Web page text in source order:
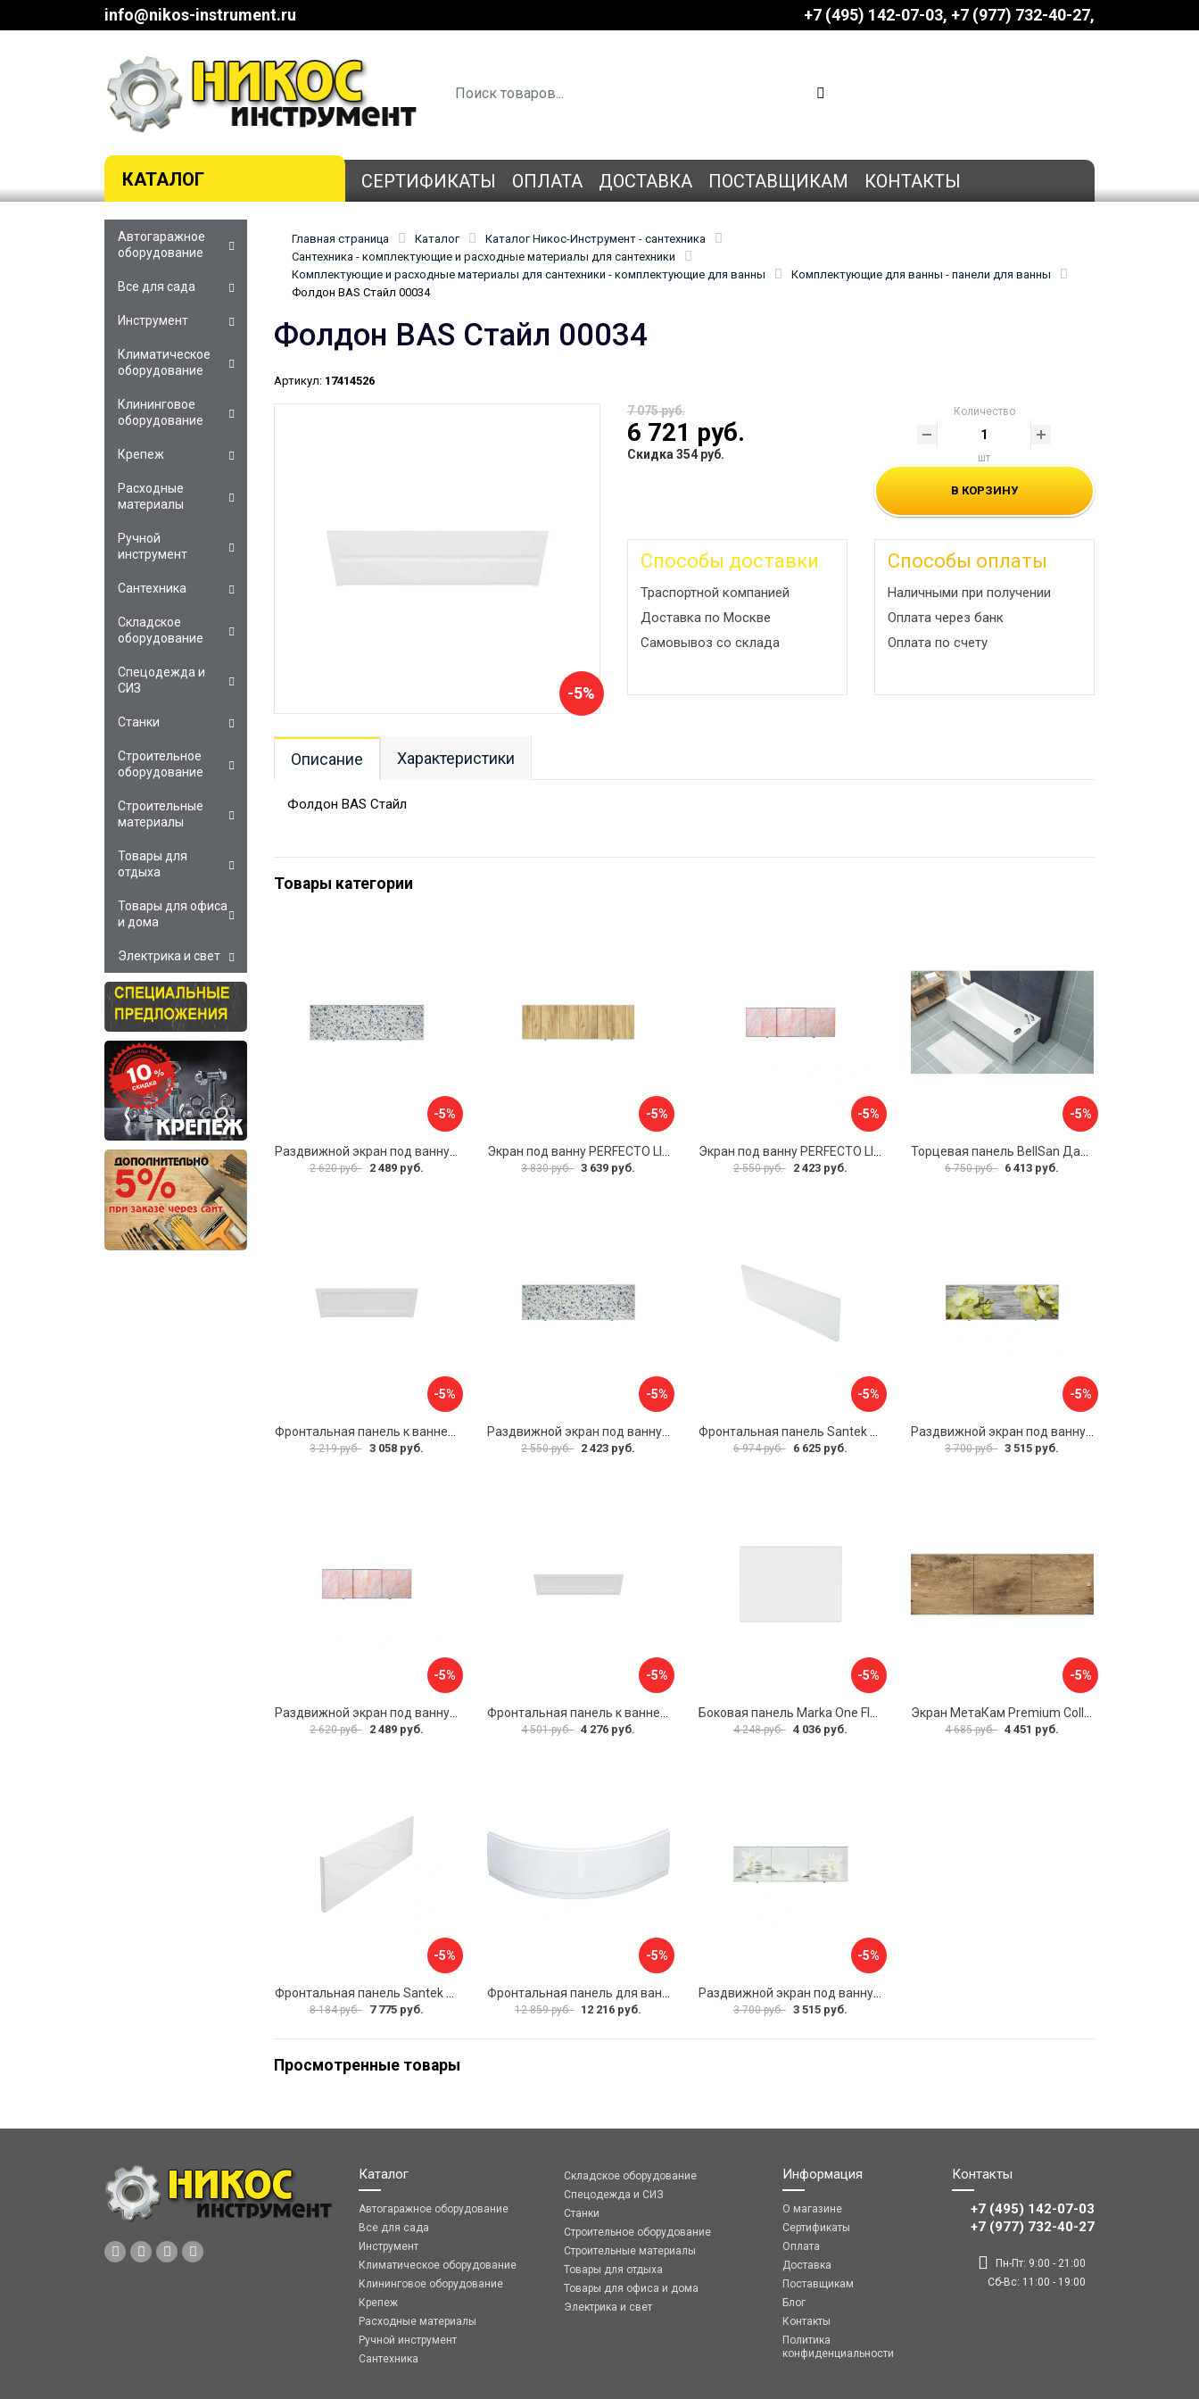
info@nikos-instrument.ru +7 (495) 142-07-03 ‎‎+7 (977) 732-40-27
КАТАЛОГ СЕРТИФИКАТЫ ОПЛАТА ДОСТАВКА ПОСТАВЩИКАМ КОНТАКТЫ
Главная страница Каталог
Каталог Никос-Инструмент - сантехника
Сантехника - комплектующие и расходные материалы для сантехники
Комплектующие и расходные материалы для сантехники - комплектующие для ванны
Комплектующие для ванны - панели для ванны
Фолдон BAS Стайл 00034
Фолдон BAS Стайл 00034
Артикул: 17414526
-5%
7 075 руб.
6 721 руб.
Скидка 354 руб.
Количество
шт
В КОРЗИНУ
Способы доставки
Траспортной компанией
Доставка по Москве
Самовывоз со склада
Способы оплаты
Наличными при получении
Оплата через банк
Оплата по счету
Описание Характеристики
Фолдон BAS Стайл
Товары категории
-5%
2 620 руб. 2 489 руб.
-5%
3 830 руб. 3 639 руб.
-5%
2 550 руб. 2 423 руб.
-5%
6 750 руб. 6 413 руб.
-5%
Фронтальная панель к ванне Мия Aquatek 00000089315
3 219 руб. 3 058 руб.
-5%
Раздвижной экран под ванну PERFECTO LINEA 36-001511
2 550 руб. 2 423 руб.
-5%
Фронтальная панель Santek 1.WH30.2.498 00000067322
6 974 руб. 6 625 руб.
-5%
Раздвижной экран под ванну PERFECTO LINEA 36-031509
3 700 руб. 3 515 руб.
-5%
2 620 руб. 2 489 руб.
-5%
4 501 руб. 4 276 руб.
-5%
4 248 руб. 4 036 руб.
-5%
4 685 руб. 4 451 руб.
-5%
8 184 руб. 7 775 руб.
-5%
12 859 руб. 12 216 руб.
-5%
3 700 руб. 3 515 руб.
Просмотренные товары
Автогаражное
оборудование
Все для сада
Инструмент
Климатическое
оборудование
Клининговое
оборудование
Крепеж
Расходные
материалы
Ручной
инструмент
Сантехника
Складское
оборудование
Спецодежда и
СИЗ
Станки
Строительное
оборудование
Строительные
материалы
Товары для
отдыха
Товары для офиса
и дома
Электрика и свет
Каталог
Автогаражное оборудование
Все для сада
Инструмент
Климатическое оборудование
Клининговое оборудование
Крепеж
Расходные материалы
Ручной инструмент
Сантехника
Складское оборудование
Спецодежда и СИЗ
Станки
Строительное оборудование
Строительные материалы
Товары для отдыха
Товары для офиса и дома
Электрика и свет
Информация
О магазине
Сертификаты
Оплата
Доставка
Поставщикам
Блог
Контакты
Политика
конфиденциальности
Контакты
+7 (495) 142-07-03
‎‎+7 (977) 732-40-27
Пн-Пт: 9:00 - 21:00
Сб-Вс: 11:00 - 19:00